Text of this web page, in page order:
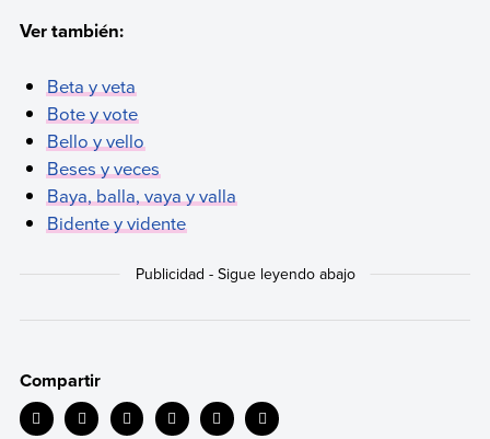
Ver también:
Beta y veta
Bote y vote
Bello y vello
Beses y veces
Baya, balla, vaya y valla
Bidente y vidente
Compartir